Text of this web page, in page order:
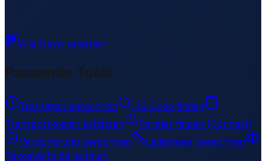
Alle News ansehen
Passende Tools
Transitzeit berechnen
HS-Code finden
Transportkosten schätzen
Partner finden (Connect)
Versicherung berechnen
Lademeter berechnen
Taxgewicht berechnen